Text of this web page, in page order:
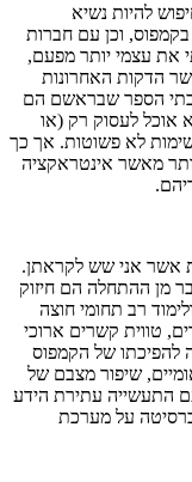
להיות נשיא
בקמפוס, וכן עם חברות
את עצמי יותר מפעם,
הדקות האחרונות
בתי הספר שבראשם הם
אוכל לעסוק רק (או
לא פשוטות. אך כך
מאשר אינטראקציה
אשר אני שש לקראתן.
מן ההתחלה הם חיזוק
רב תחומי חוצה
טווית קשרים ארוכי
להפיכתו של הקמפוס
שיפור מצבם של
התעשייה עתירת הידע
על מערכת